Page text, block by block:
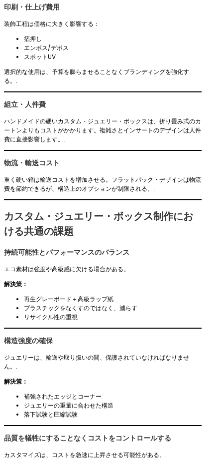
印刷・仕上げ費用
装飾工程は価格に大きく影響する：
箔押し
エンボス/デボス
スポットUV
選択的な使用は、予算を膨らませることなくブランディングを強化す
る。.
組立・人件費
ハンドメイドの硬いカスタム・ジュエリー・ボックスは、折り畳み式のカ
ートンよりもコストがかかります。複雑さとインサートのデザインは人件
費に直接影響します。.
物流・輸送コスト
重く硬い箱は輸送コストを増加させる。フラットパック・デザインは物流
費を節約できるが、構造上のオプションが制限される。.
カスタム・ジュエリー・ボックス制作にお
ける共通の課題
持続可能性とパフォーマンスのバランス
エコ素材は強度や高級感に欠ける場合がある。.
解決策：
再生グレーボード＋高級ラップ紙
プラスチックをなくすのではなく、減らす
リサイクル性の重視
構造強度の確保
ジュエリーは、輸送や取り扱いの間、保護されていなければなりませ
ん。.
解決策：
補強されたエッジとコーナー
ジュエリーの重量に合わせた構造
落下試験と圧縮試験
品質を犠牲にすることなくコストをコントロールする
カスタマイズは、コストを急速に上昇させる可能性がある。.